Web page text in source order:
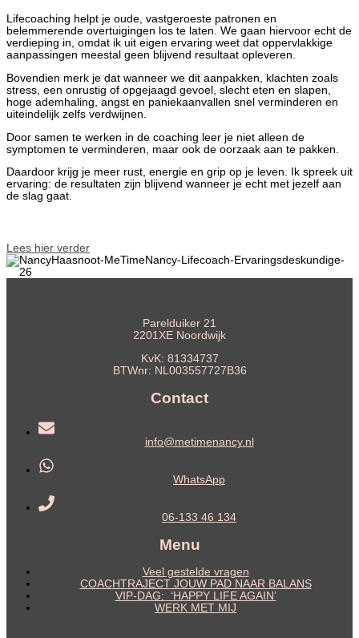
Lifecoaching helpt je oude, vastgeroeste patronen en
belemmerende overtuigingen los te laten. We gaan hiervoor echt de
verdieping in, omdat ik uit eigen ervaring weet dat oppervlakkige
aanpassingen meestal geen blijvend resultaat opleveren.
Bovendien merk je dat wanneer we dit aanpakken, klachten zoals
stress, een onrustig of opgejaagd gevoel, slecht eten en slapen,
hoge ademhaling, angst en paniekaanvallen snel verminderen en
uiteindelijk zelfs verdwijnen.
Door samen te werken in de coaching leer je niet alleen de
symptomen te verminderen, maar ook de oorzaak aan te pakken.
Daardoor krijg je meer rust, energie en grip op je leven. Ik spreek uit
ervaring: de resultaten zijn blijvend wanneer je echt met jezelf aan
de slag gaat.
Lees hier verder
Parelduiker 21
2201XE Noordwijk
KvK: 81334737
BTWnr: NL003557727B36
Contact
info@metimenancy.nl
WhatsApp
06-133 46 134
Menu
Veel gestelde vragen
COACHTRAJECT JOUW PAD NAAR BALANS
VIP-DAG: ‘HAPPY LIFE AGAIN’
WERK MET MIJ